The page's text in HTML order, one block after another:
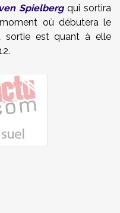
Spielbergqui sortira
où débutera le
sortie est quant à elle